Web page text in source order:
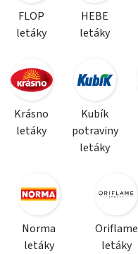
FLOP
letáky
HEBE
letáky
Krásno
letáky
Kubík
potraviny
letáky
Norma
letáky
Oriflame
letáky